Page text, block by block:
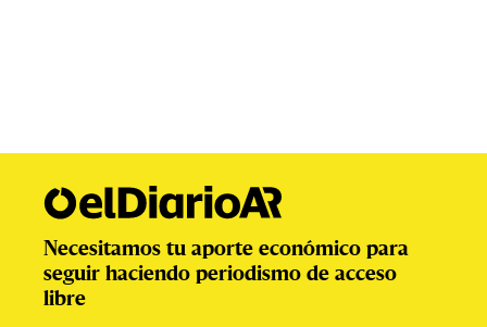
Necesitamos tu aporte económico para
seguir haciendo periodismo de acceso
libre